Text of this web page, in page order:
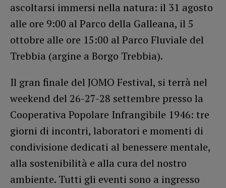
ascoltarsi immersi nella natura: il 31 agosto
alle ore 9:00 al Parco della Galleana, il 5
ottobre alle ore 15:00 al Parco Fluviale del
Trebbia (argine a Borgo Trebbia).
Il gran finale del JOMO Festival, si terrà nel
weekend del 26-27-28 settembre presso la
Cooperativa Popolare Infrangibile 1946: tre
giorni di incontri, laboratori e momenti di
condivisione dedicati al benessere mentale,
alla sostenibilità e alla cura del nostro
ambiente. Tutti gli eventi sono a ingresso